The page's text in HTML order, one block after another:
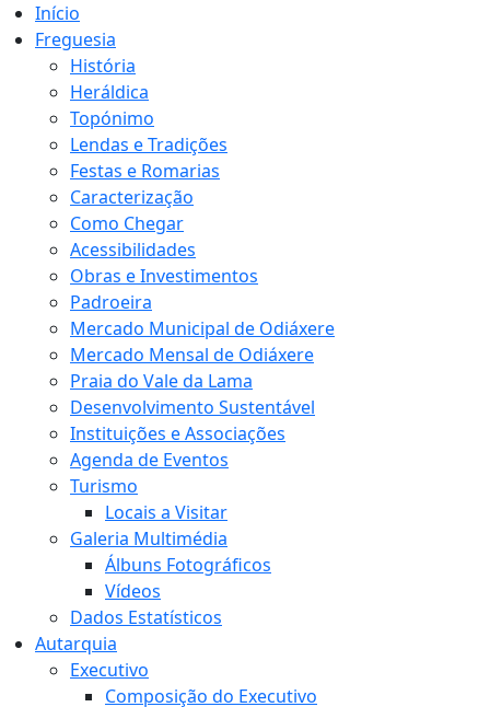
Início
Freguesia
História
Heráldica
Topónimo
Lendas e Tradições
Festas e Romarias
Caracterização
Como Chegar
Acessibilidades
Obras e Investimentos
Padroeira
Mercado Municipal de Odiáxere
Mercado Mensal de Odiáxere
Praia do Vale da Lama
Desenvolvimento Sustentável
Instituições e Associações
Agenda de Eventos
Turismo
Locais a Visitar
Galeria Multimédia
Álbuns Fotográficos
Vídeos
Dados Estatísticos
Autarquia
Executivo
Composição do Executivo